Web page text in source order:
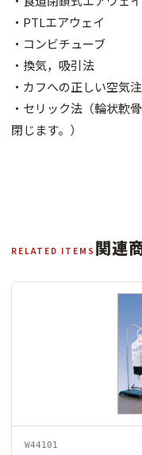
・PTLエアウェイ
・コンビチューブ
・換気，吸引法
・カフへの正しい空気
・セリック法（輪状軟
閉じます。）
RELATED ITEMS 関連
W44101